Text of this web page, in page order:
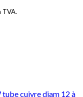
TVA.
cuivre diam 12 à